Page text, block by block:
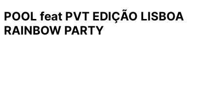
POOL feat PVT EDIÇÃO LISBOA
RAINBOW PARTY